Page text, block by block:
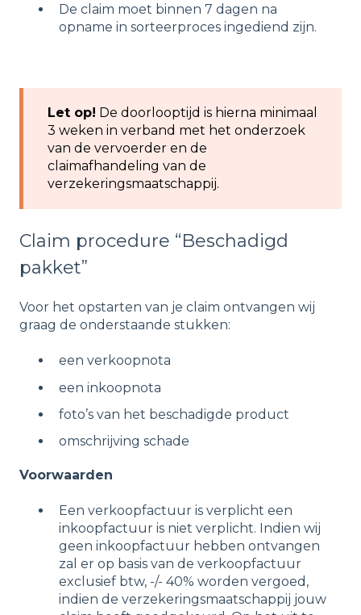
De claim moet binnen 7 dagen na
opname in sorteerproces ingediend zijn.
Let op! De doorlooptijd is hierna minimaal
3 weken in verband met het onderzoek
van de vervoerder en de
claimafhandeling van de
verzekeringsmaatschappij.
Claim procedure “Beschadigd
pakket”
Voor het opstarten van je claim ontvangen wij
graag de onderstaande stukken:
een verkoopnota
een inkoopnota
foto’s van het beschadigde product
omschrijving schade
Voorwaarden
Een verkoopfactuur is verplicht een
inkoopfactuur is niet verplicht. Indien wij
geen inkoopfactuur hebben ontvangen
zal er op basis van de verkoopfactuur
exclusief btw, -/- 40% worden vergoed,
indien de verzekeringsmaatschappij jouw